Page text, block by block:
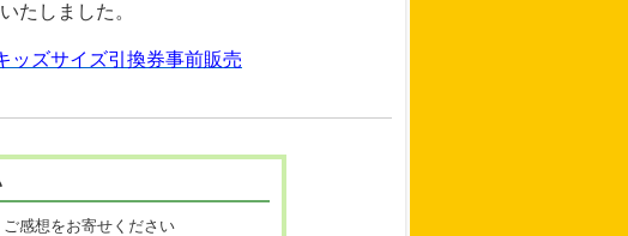
たしました。
ッズサイズ引換券事前販売
ご感想をお寄せください